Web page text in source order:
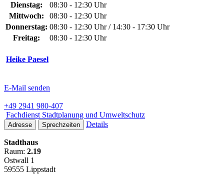
Dienstag:
08:30 - 12:30 Uhr
Mittwoch:
08:30 - 12:30 Uhr
Donnerstag: 08:30 - 12:30 Uhr / 14:30 - 17:30 Uhr
Freitag:
08:30 - 12:30 Uhr
Heike Paesel
E-Mail senden
+49 2941 980-407
Fachdienst Stadtplanung und Umweltschutz
Adresse Sprechzeiten Details
Stadthaus
Raum: 2.19
Ostwall 1
59555 Lippstadt